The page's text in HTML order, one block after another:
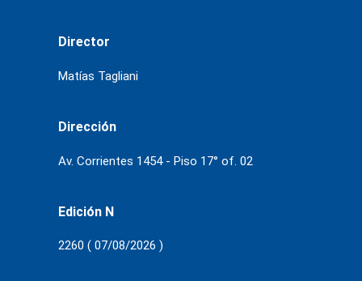
Director
Matías Tagliani
Dirección
Av. Corrientes 1454 - Piso 17° of. 02
Edición N
2260 ( 07/08/2026 )